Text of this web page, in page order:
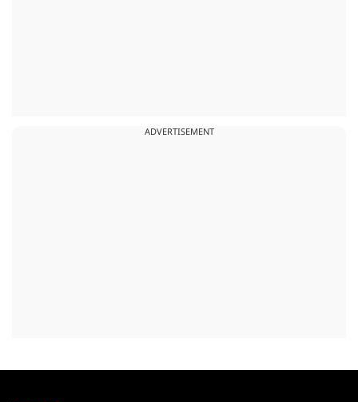
ADVERTISEMENT